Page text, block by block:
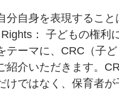
自身を表現するこ
： 子どもの権
テーマに、CRC（子
紹介いただきます。
けではなく、保育者